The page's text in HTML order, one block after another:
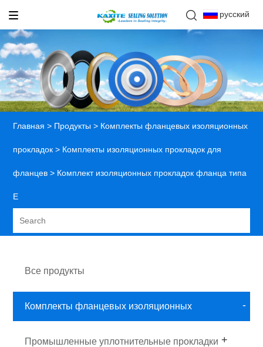
русский
Главная > Продукты > Комплекты фланцевых изоляционных
прокладок > Комплекты изоляционных прокладок для
фланцев > Комплект изоляционных прокладок фланца типа
E
Все продукты
Комплекты фланцевых изоляционных
прокладок
Промышленные уплотнительные прокладки